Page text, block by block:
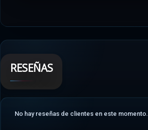
RESEÑAS
No hay reseñas de clientes en este momento.